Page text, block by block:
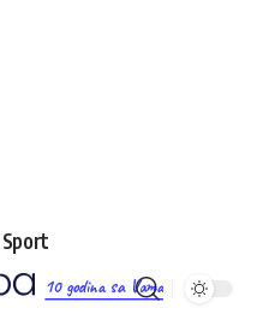
10 godina sa Vama
Sport